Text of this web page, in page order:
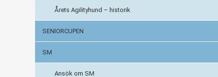
Årets Agilityhund – historik
SENIORCUPEN
SM
Ansök om SM